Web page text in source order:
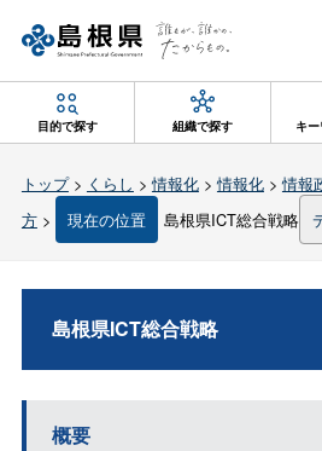
目的で探す 組織で探す キ
トップ> くらし >情報化>情報化>情報
方> 現在の位置 島根県ICT総合戦略
島根県ICT総合戦略
概要